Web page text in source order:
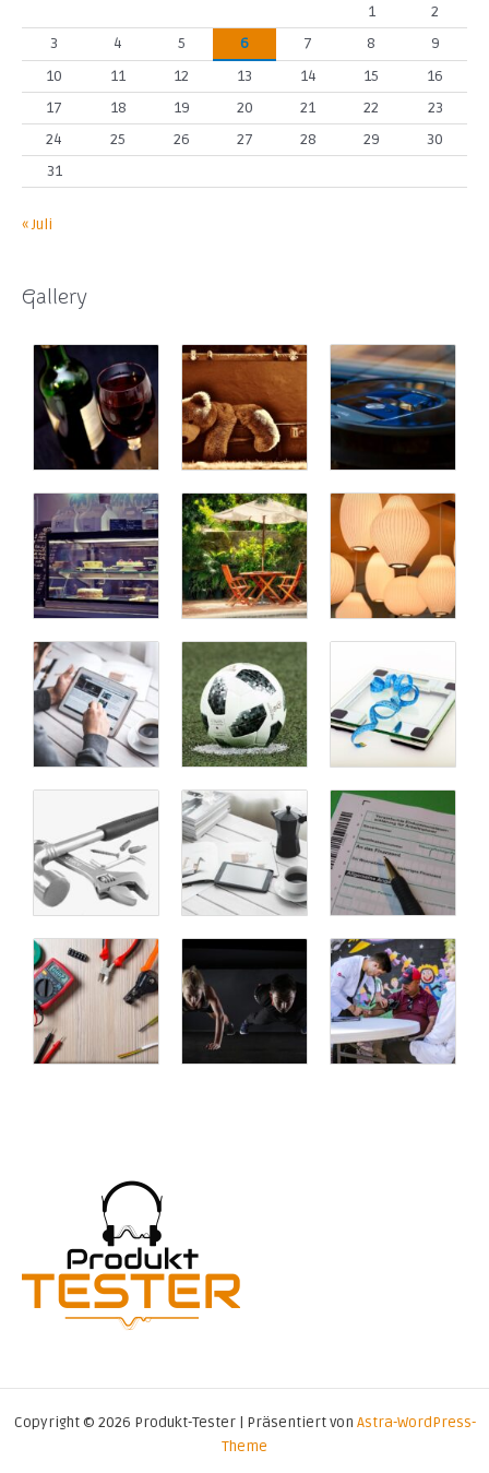
1
2
3
4 5 6 7 8
9
10
11 12 13 14 15
16
17
18 19 20 21 22
23
24
25 26 27 28 29
30
31
« Juli
Gallery
Copyright © 2026 Produkt-Tester | Präsentiert von Astra-WordPress-
Theme